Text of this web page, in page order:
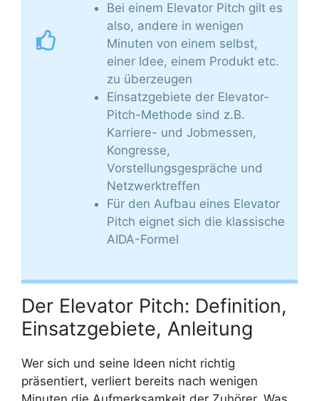
Bei einem Elevator Pitch gilt es
also, andere in wenigen
Minuten von einem selbst,
einer Idee, einem Produkt etc.
zu überzeugen
Einsatzgebiete der Elevator-
Pitch-Methode sind z.B.
Karriere- und Jobmessen,
Kongresse,
Vorstellungsgespräche und
Netzwerktreffen
Für den Aufbau eines Elevator
Pitch eignet sich die klassische
AIDA-Formel
Der Elevator Pitch: Definition,
Einsatzgebiete, Anleitung
Wer sich und seine Ideen nicht richtig
präsentiert, verliert bereits nach wenigen